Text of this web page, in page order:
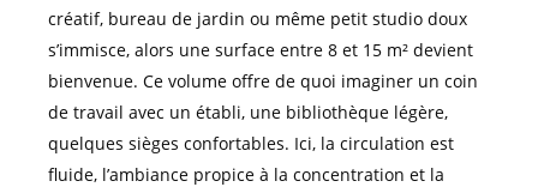
créatif, bureau de jardin ou même petit studio doux
s’immisce, alors une surface entre 8 et 15 m² devient
bienvenue. Ce volume offre de quoi imaginer un coin
de travail avec un établi, une bibliothèque légère,
quelques sièges confortables. Ici, la circulation est
fluide, l’ambiance propice à la concentration et la